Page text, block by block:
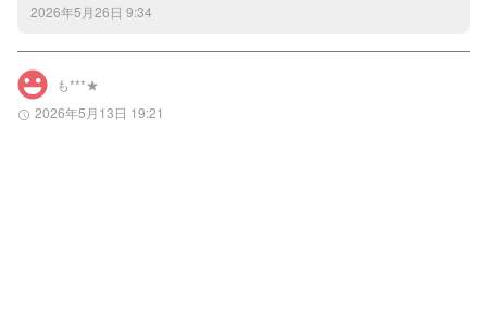
2026年5月26日 9:34
も***★
2026年5月13日 19:21